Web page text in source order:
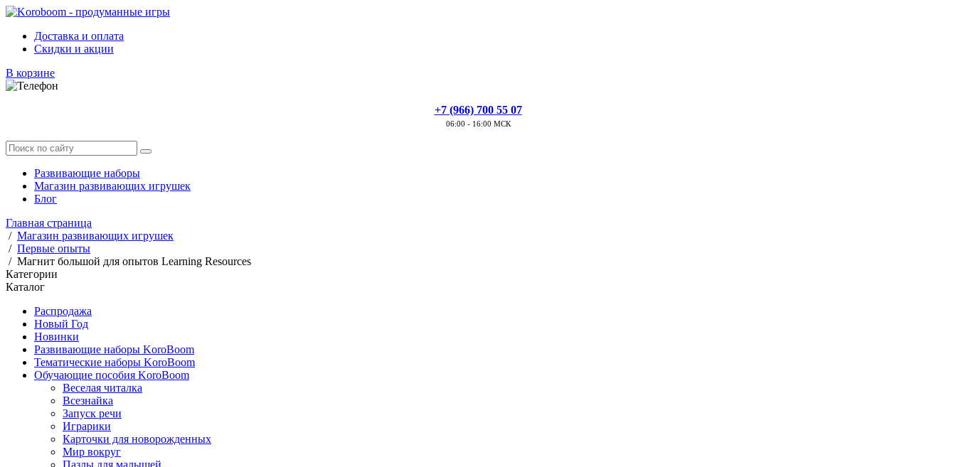
Доставка и оплата
Скидки и акции
В корзине
+7 (966) 700 55 07
06:00 - 16:00 МСК
Развивающие наборы
Магазин развивающих игрушек
Блог
Главная страница
/ Магазин развивающих игрушек
/ Первые опыты
/ Магнит большой для опытов Learning Resources
Категории
Каталог
Распродажа
Новый Год
Новинки
Развивающие наборы KoroBoom
Тематические наборы KoroBoom
Обучающие пособия KoroBoom
Веселая читалка
Всезнайка
Запуск речи
Играрики
Карточки для новорожденных
Мир вокруг
Пазлы для малышей